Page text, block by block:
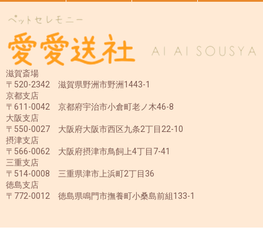
滋賀斎場
〒520-2342 滋賀県野洲市野洲1443-1
京都支店
〒611-0042 京都府宇治市小倉町老ノ木46-8
大阪支店
〒550-0027 大阪府大阪市西区九条2丁目22-10
摂津支店
〒566-0062 大阪府摂津市鳥飼上4丁目7-41
三重支店
〒514-0008 三重県津市上浜町2丁目36
徳島支店
〒772-0012 徳島県鳴門市撫養町小桑島前組133-1